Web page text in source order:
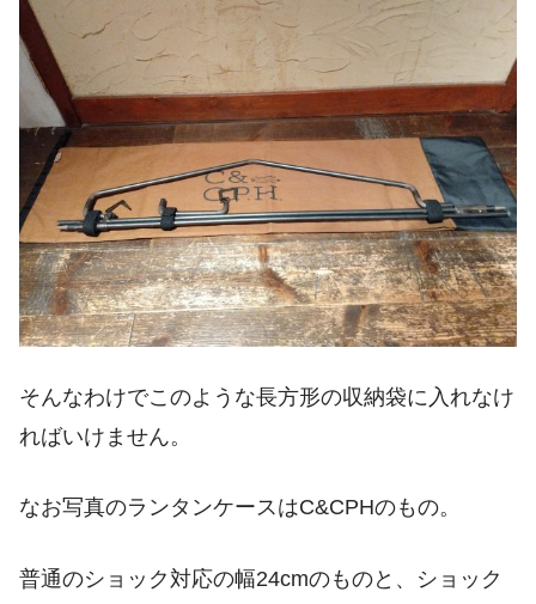
そんなわけでこのような長方形の収納袋に入れなけ
ればいけません。
なお写真のランタンケースはC&CPHのもの。
普通のショック対応の幅24cmのものと、ショック